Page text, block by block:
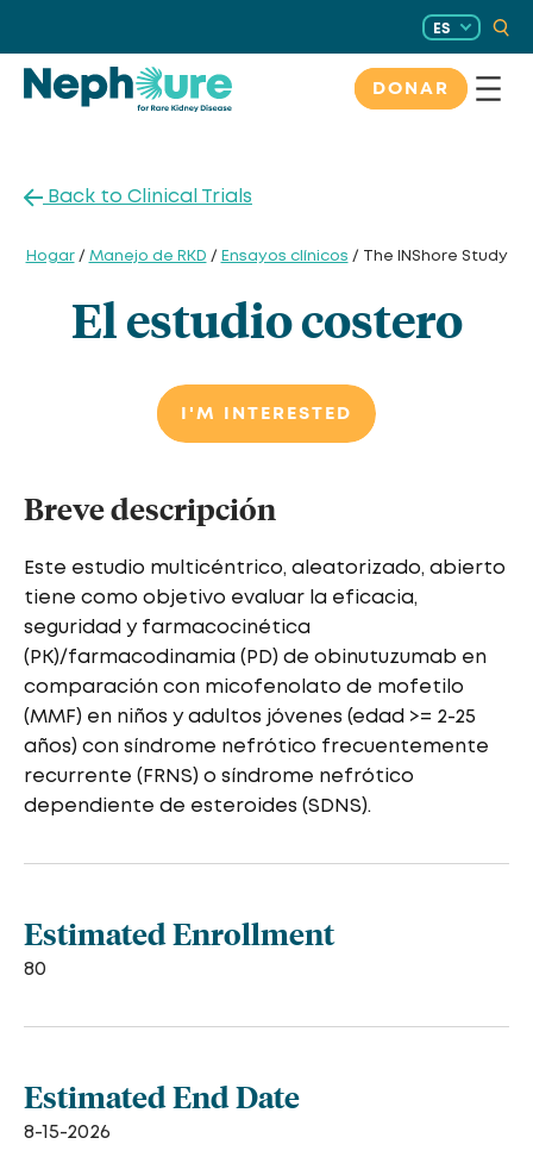
contenido
ES
DONAR
Back to Clinical Trials
Hogar/ Manejo de RKD / Ensayos clínicos / The INShore Study
El estudio costero
I'M INTERESTED
Breve descripción
Este estudio multicéntrico, aleatorizado, abierto
tiene como objetivo evaluar la eficacia,
seguridad y farmacocinética
(PK)/farmacodinamia (PD) de obinutuzumab en
comparación con micofenolato de mofetilo
(MMF) en niños y adultos jóvenes (edad >= 2-25
años) con síndrome nefrótico frecuentemente
recurrente (FRNS) o síndrome nefrótico
dependiente de esteroides (SDNS).
Estimated Enrollment
80
Estimated End Date
8-15-2026